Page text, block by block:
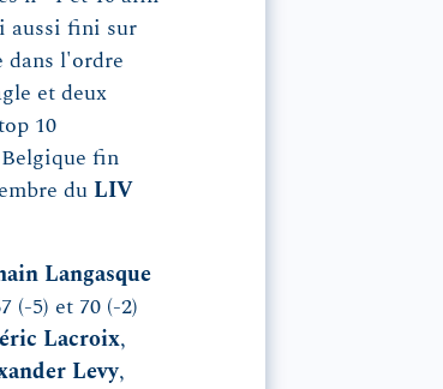
aussi fini sur
dans l'ordre
et deux
10
fin
du LIV
Langasque
(-5) et 70 (-2)
Lacroix,
Levy,